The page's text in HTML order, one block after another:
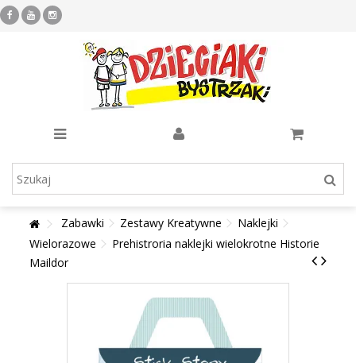
Zabawki Zestawy Kreatywne
Naklejki
Wielorazowe
Prehistroria naklejki wielokrotne Historie
Maildor